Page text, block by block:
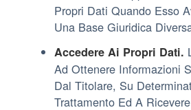
Propri Dati Quando Esso
Una Base Giuridica
Accedere Ai Propri Dati.
Ad Ottenere Informazioni
Dal Titolare, Su
Trattamento Ed A